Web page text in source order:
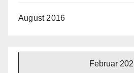
August 2016
Februar